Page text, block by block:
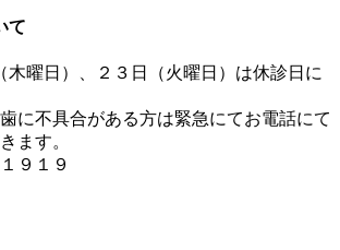
て
木曜日）、２３日（火曜日）は休診日に
に不具合がある方は緊急にてお電話にて
ます。
９１９